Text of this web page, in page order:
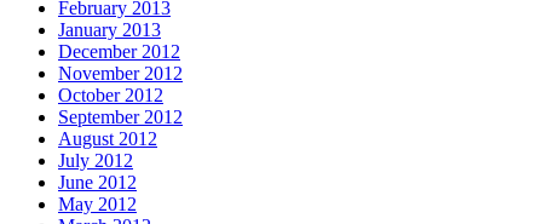
February 2013
January 2013
December 2012
November 2012
October 2012
September 2012
August 2012
July 2012
June 2012
May 2012